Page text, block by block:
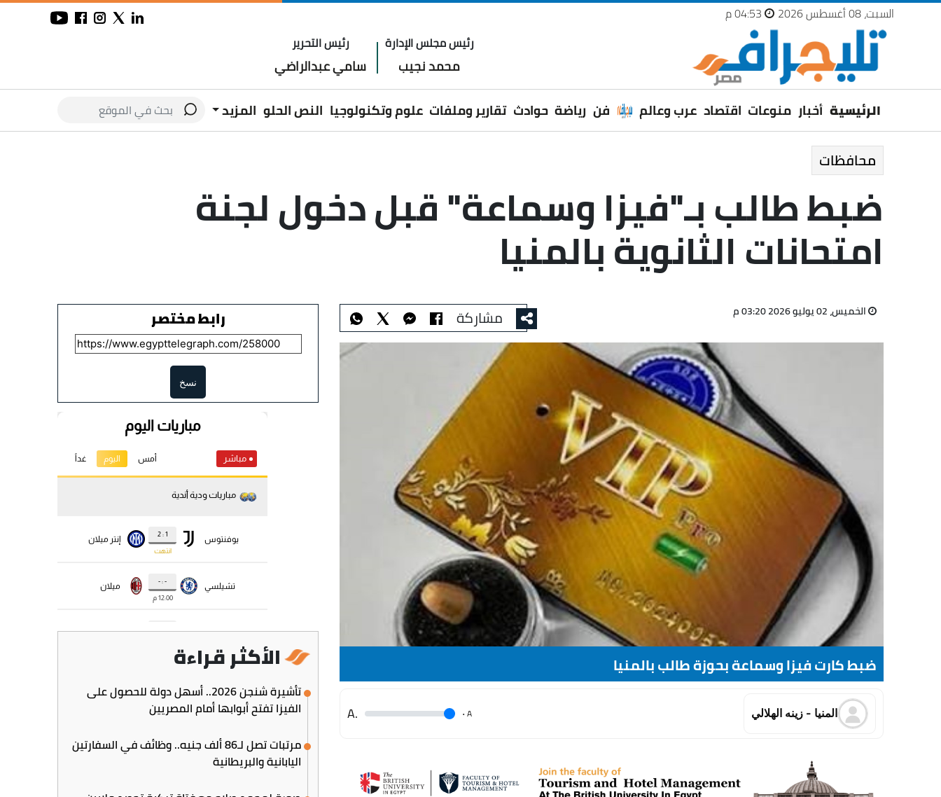
السبت، 08 أغسطس 2026
رئيس مجلس الإدارة
محمد نجيب
رئيس التحرير
سامي عبدالراضي
الرئيسية أخبار منوعات اقتصاد عرب وعالم فن رياضة حوادث تقارير وملفات علوم وتكنولوجيا النص الحلو المزيد
محافظات
ضبط طالب بـ"فيزا وسماعة" قبل دخول لجنة
امتحانات الثانوية بالمنيا
الخميس، 02 يوليو 2026 03:20 م مشاركة
ضبط كارت فيزا وسماعة بحوزة طالب بالمنيا
المنيا - زينه الهلالي A
.
.A
رابط مختصر
نسخ
الأكثر قراءة
تأشيرة شنجن 2026.. أسهل دولة للحصول على
الفيزا تفتح أبوابها أمام المصريين
مرتبات تصل لـ86 ألف جنيه.. وظائف في السفارتين
اليابانية والبريطانية